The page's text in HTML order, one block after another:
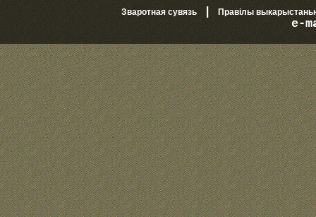
Зваротная сувязь|Правілы
e-